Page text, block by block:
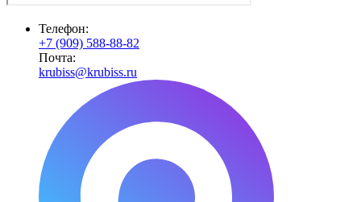
Телефон:
+7 (909) 588-88-82
Почта:
krubiss@krubiss.ru